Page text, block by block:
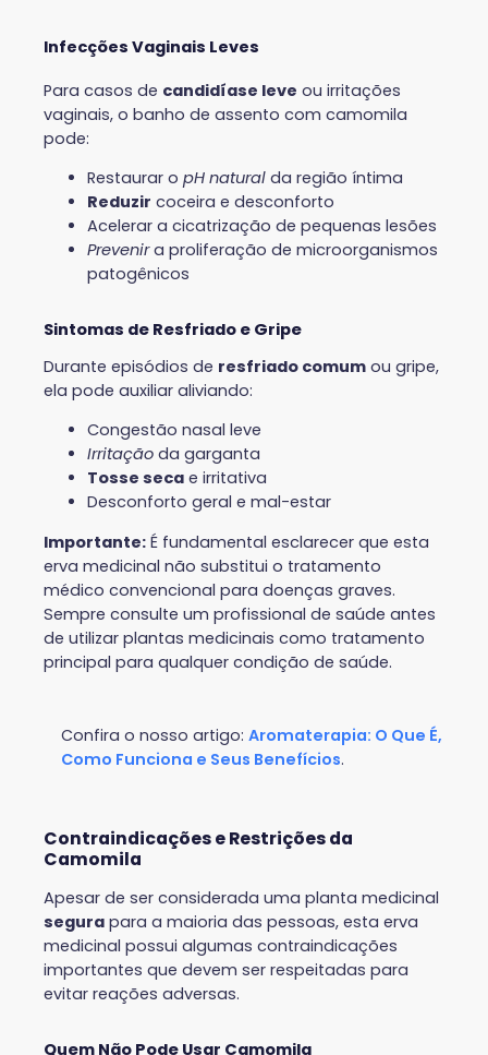
Infecções Vaginais Leves
Para casos de candidíase leve ou irritações
vaginais, o banho de assento com camomila
pode:
Restaurar o pH natural da região íntima
Reduzir coceira e desconforto
Acelerar a cicatrização de pequenas lesões
Prevenira proliferação de microorganismos
patogênicos
Sintomas de Resfriado e Gripe
Durante episódios de resfriado comum ou gripe,
ela pode auxiliar aliviando:
Congestão nasal leve
Irritação da garganta
Tosse seca e irritativa
Desconforto geral e mal-estar
Importante: É fundamental esclarecer que esta
erva medicinal não substitui o tratamento
médico convencional para doenças graves.
Sempre consulte um profissional de saúde antes
de utilizar plantas medicinais como tratamento
principal para qualquer condição de saúde.
Confira o nosso artigo: Aromaterapia: O Que É,
Como Funciona e Seus Benefícios.
Contraindicações e Restrições da
Camomila
Apesar de ser considerada uma planta medicinal
segura para a maioria das pessoas, esta erva
medicinal possui algumas contraindicações
importantes que devem ser respeitadas para
evitar reações adversas.
Quem Não Pode Usar Camomila